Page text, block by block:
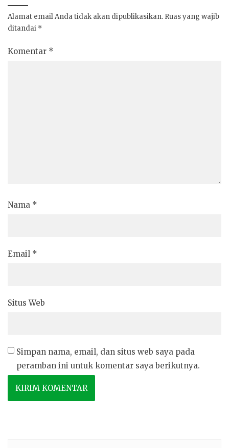
Alamat email Anda tidak akan dipublikasikan. Ruas yang wajib
ditandai *
Komentar *
Nama *
Email *
Situs Web
Simpan nama, email, dan situs web saya pada
peramban ini untuk komentar saya berikutnya.